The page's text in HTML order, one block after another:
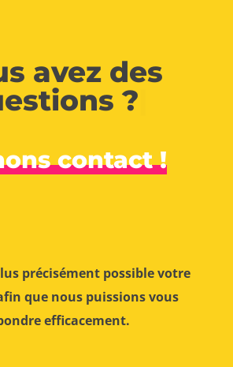
avez des
?
contact !
précisément possible votre
que nous puissions vous
efficacement.